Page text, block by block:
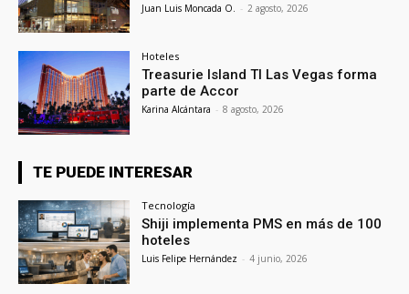
Juan Luis Moncada O. - 2 agosto, 2026
Hoteles
Treasurie Island TI Las Vegas forma
parte de Accor
Karina Alcántara - 8 agosto, 2026
TE PUEDE INTERESAR
Tecnología
Shiji implementa PMS en más de 100
hoteles
Luis Felipe Hernández - 4 junio, 2026